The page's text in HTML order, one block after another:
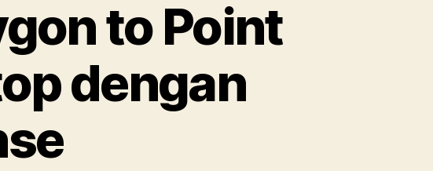
to Point
dengan